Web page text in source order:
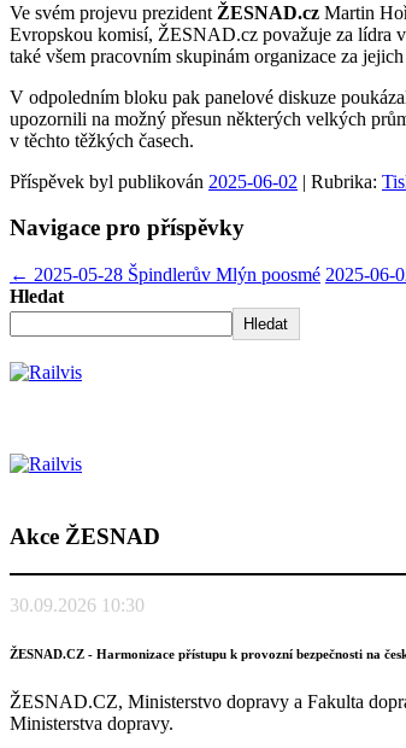
Ve svém projevu prezident ŽESNAD.cz Martin
Evropskou komisí, ŽESNAD.cz považuje za lídra
také všem pracovním skupinám organizace za
V odpoledním bloku pak panelové diskuze
upozornili na možný přesun některých velkých
v těchto těžkých časech.
Příspěvek byl publikován 2025-06-02 | Rubrika:
Navigace pro příspěvky
← 2025-05-28 Špindlerův Mlýn poosmé 2025-06-
Hledat
Hledat
Akce ŽESNAD
30.09.2026 10:30
ŽESNAD.CZ - Harmonizace přístupu k provozní bezpečnosti na
ŽESNAD.CZ, Ministerstvo dopravy a Fakulta
Ministerstva dopravy.